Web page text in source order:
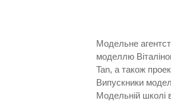
Модельне
моделлю
Tan, а також
Випускники
Модельній школі